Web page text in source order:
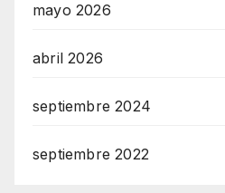
mayo 2026
abril 2026
septiembre 2024
septiembre 2022